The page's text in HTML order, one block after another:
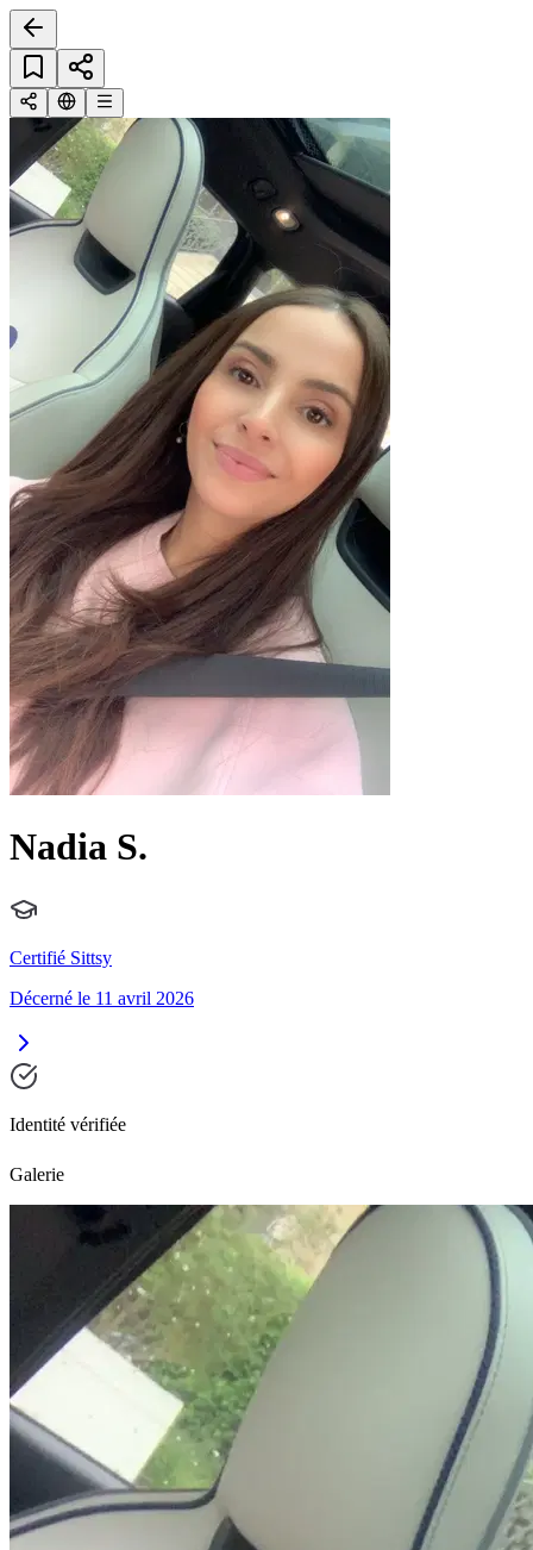
Nadia S.
Certifié Sittsy
Décerné le 11 avril 2026
Identité vérifiée
Galerie